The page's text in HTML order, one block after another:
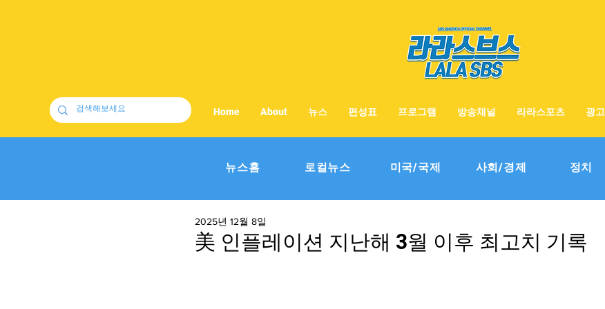
Home About 뉴스 편성표 프로그램 방송채널 라라스포츠 광고
뉴스홈 로컬뉴스 미국/국제 사회/경제 정치
美 인플레이션 지난해 3월 이후 최고치 기록
2025년 12월 8일